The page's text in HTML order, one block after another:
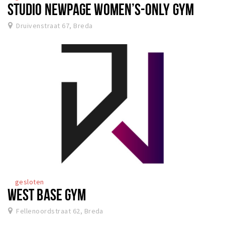
STUDIO NEWPAGE WOMEN’S-ONLY GYM
Druivenstraat 67, Breda
gesloten
WEST BASE GYM
Fellenoordstraat 62, Breda